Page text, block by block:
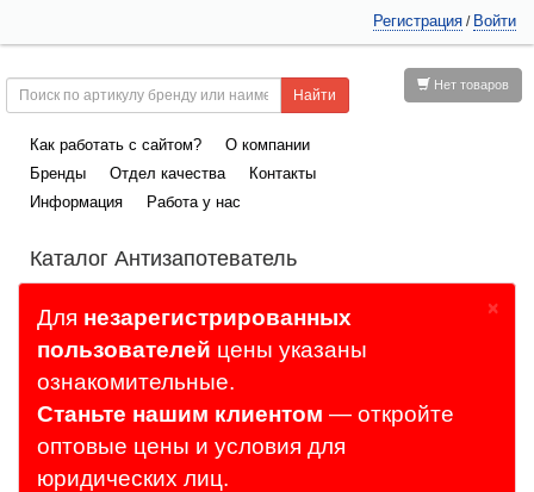
Регистрация / Войти
Нет товаров
Как работать с сайтом?
О компании
Бренды
Отдел качества
Контакты
Информация
Работа у нас
Каталог Антизапотеватель
×
Для незарегистрированных
пользователей цены указаны
ознакомительные.
Станьте нашим клиентом — откройте
оптовые цены и условия для
юридических лиц.